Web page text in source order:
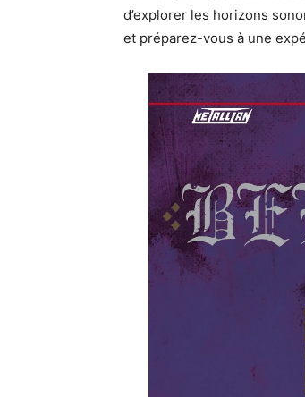
d’explorer les horizons
et préparez-vous à une